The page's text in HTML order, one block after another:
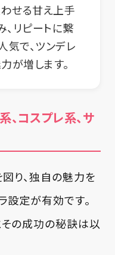
わせる甘え上手
リピートに繋
気で、ツンデレ
が増します。
、コスプレ系、サ
り、独自の魅力を
設定が有効です。
の成功の秘訣は以